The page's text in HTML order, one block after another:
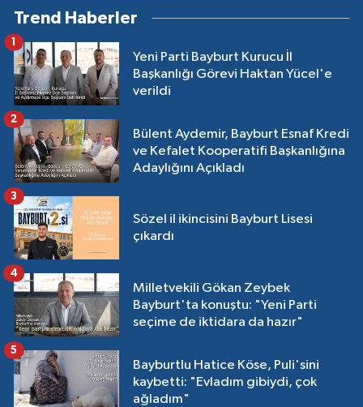
Trend Haberler
Yeni Parti Bayburt Kurucu İl
Başkanlığı Görevi Haktan Yücel'e
verildi
1
Bülent Aydemir, Bayburt Esnaf Kredi
ve Kefalet Kooperatifi Başkanlığına
Adaylığını Açıkladı
2
Sözel il ikincisini Bayburt Lisesi
çıkardı
3
Milletvekili Gökan Zeybek
Bayburt'ta konuştu: "Yeni Parti
seçime de iktidara da hazır"
4
Bayburtlu Hatice Köse, Puli'sini
kaybetti: "Evladım gibiydi, çok
ağladım"
5